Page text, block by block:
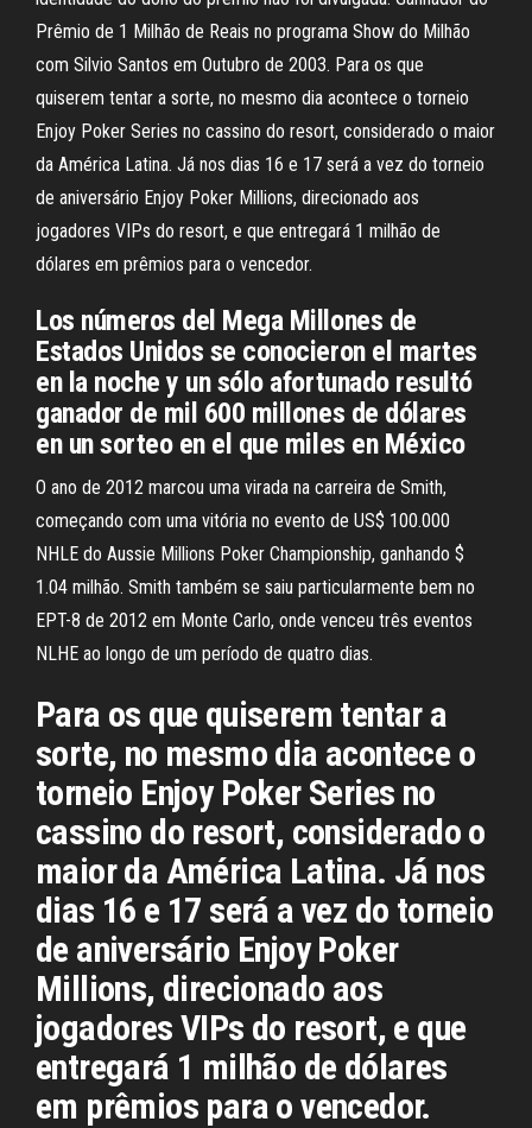
Prêmio de 1 Milhão de Reais no programa Show do Milhão
com Silvio Santos em Outubro de 2003. Para os que
quiserem tentar a sorte, no mesmo dia acontece o torneio
Enjoy Poker Series no cassino do resort, considerado o maior
da América Latina. Já nos dias 16 e 17 será a vez do torneio
de aniversário Enjoy Poker Millions, direcionado aos
jogadores VIPs do resort, e que entregará 1 milhão de
dólares em prêmios para o vencedor.
Los números del Mega Millones de
Estados Unidos se conocieron el martes
en la noche y un sólo afortunado resultó
ganador de mil 600 millones de dólares
en un sorteo en el que miles en México
O ano de 2012 marcou uma virada na carreira de Smith,
começando com uma vitória no evento de US$ 100.000
NHLE do Aussie Millions Poker Championship, ganhando $
1.04 milhão. Smith também se saiu particularmente bem no
EPT-8 de 2012 em Monte Carlo, onde venceu três eventos
NLHE ao longo de um período de quatro dias.
Para os que quiserem tentar a
sorte, no mesmo dia acontece o
torneio Enjoy Poker Series no
cassino do resort, considerado o
maior da América Latina. Já nos
dias 16 e 17 será a vez do torneio
de aniversário Enjoy Poker
Millions, direcionado aos
jogadores VIPs do resort, e que
entregará 1 milhão de dólares
em prêmios para o vencedor.